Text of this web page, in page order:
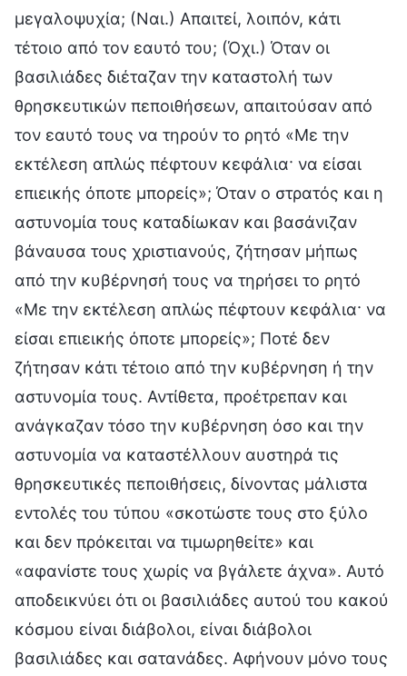
μεγαλοψυχία; (Ναι.) Απαιτεί, λοιπόν, κάτι
τέτοιο από τον εαυτό του; (Όχι.) Όταν οι
βασιλιάδες διέταζαν την καταστολή των
θρησκευτικών πεποιθήσεων, απαιτούσαν από
τον εαυτό τους να τηρούν το ρητό «Με την
εκτέλεση απλώς πέφτουν κεφάλια· να είσαι
επιεικής όποτε μπορείς»; Όταν ο στρατός και η
αστυνομία τους καταδίωκαν και βασάνιζαν
βάναυσα τους χριστιανούς, ζήτησαν μήπως
από την κυβέρνησή τους να τηρήσει το ρητό
«Με την εκτέλεση απλώς πέφτουν κεφάλια· να
είσαι επιεικής όποτε μπορείς»; Ποτέ δεν
ζήτησαν κάτι τέτοιο από την κυβέρνηση ή την
αστυνομία τους. Αντίθετα, προέτρεπαν και
ανάγκαζαν τόσο την κυβέρνηση όσο και την
αστυνομία να καταστέλλουν αυστηρά τις
θρησκευτικές πεποιθήσεις, δίνοντας μάλιστα
εντολές του τύπου «σκοτώστε τους στο ξύλο
και δεν πρόκειται να τιμωρηθείτε» και
«αφανίστε τους χωρίς να βγάλετε άχνα». Αυτό
αποδεικνύει ότι οι βασιλιάδες αυτού του κακού
κόσμου είναι διάβολοι, είναι διάβολοι
βασιλιάδες και σατανάδες. Αφήνουν μόνο τους